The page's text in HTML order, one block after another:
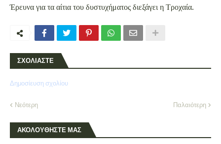
Έρευνα για τα αίτια του δυστυχήματος διεξάγει η Τροχαία.
ΣΧΟΛΙΑΣΤΕ
Δημοσίευση σχολίου
Νεότερη Παλαιότερη
ΑΚΟΛΟΥΘΗΣΤΕ ΜΑΣ